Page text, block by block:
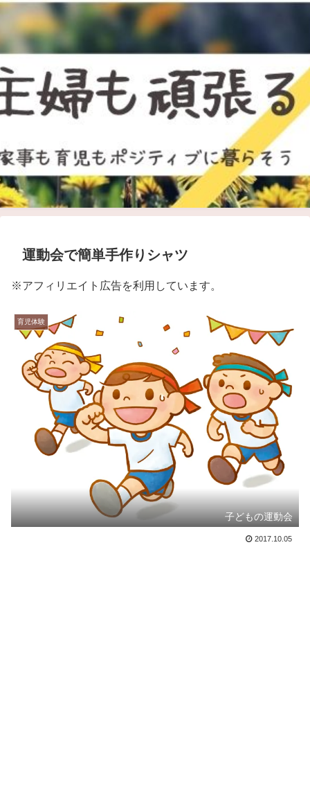
運動会で簡単手作りシャツ
※アフィリエイト広告を利用しています。
育児体験
子どもの運動会
2017.10.05